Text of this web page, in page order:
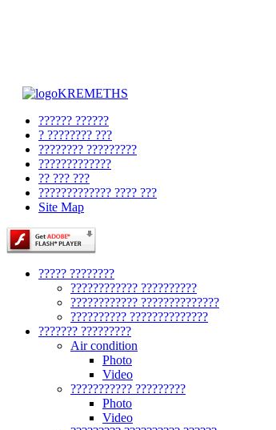
?????? ??????
? ???????? ???
???????? ?????????
?????????????
?? ??? ???
????????????? ???? ???
Site Map
????? ????????
???????????? ??????????
???????????? ??????????????
?????????? ??????????????
??????? ?????????
Air condition
Photo
Video
??????????? ?????????
Photo
Video